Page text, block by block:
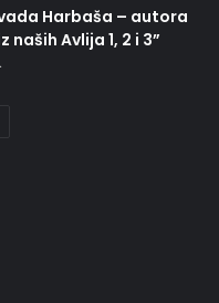
Harbaša – autora
naših Avlija 1, 2 i 3”